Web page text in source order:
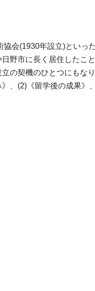
会(1930年設立)といっ
野市に長く居住したこ
の契機のひとつにもなり
、(2)《留学後の成果》